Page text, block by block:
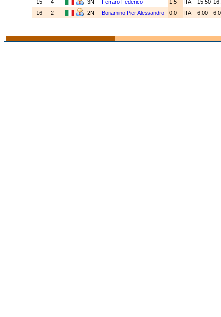
15
4 3N Ferraro Federico 1.5 ITA 15.50
16
2 2N Bonamino Pier Alessandro 0.0 ITA 6.00